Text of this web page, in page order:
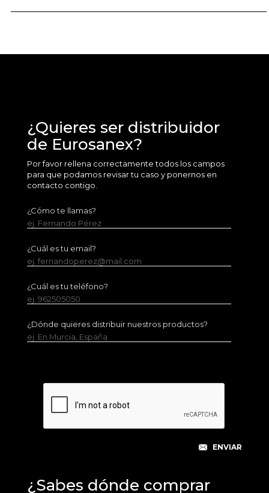
¿Quieres ser distribuidor
de Eurosanex?
Por favor rellena correctamente todos los campos
para que podamos revisar tu caso y ponernos en
contacto contigo.
¿Cómo te llamas?
ej. Fernando Pérez
¿Cuál es tu email?
ej. fernandoperez@mail.com
¿Cuál es tu teléfono?
ej. 962505050
¿Dónde quieres distribuir nuestros productos?
ej. En Murcia, España
¿Sabes dónde comprar